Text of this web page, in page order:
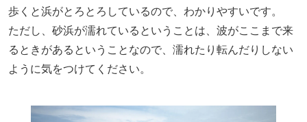
歩くと浜がとろとろしているので、わかりやすいです。
ただし、砂浜が濡れているということは、波がここまで来
るときがあるということなので、濡れたり転んだりしない
ように気をつけてください。